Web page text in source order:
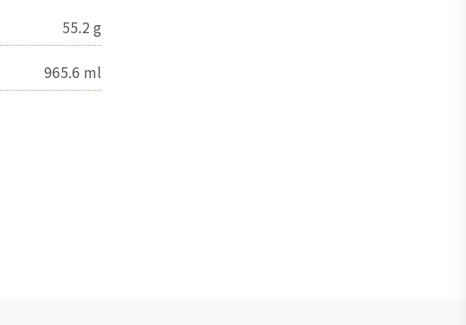
55.2 g
965.6 ml